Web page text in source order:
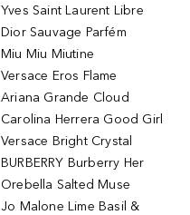
Yves Saint Laurent Libre
Dior Sauvage Parfém
Miu Miu Miutine
Versace Eros Flame
Ariana Grande Cloud
Carolina Herrera Good Girl
Versace Bright Crystal
BURBERRY Burberry Her
Orebella Salted Muse
Jo Malone Lime Basil &